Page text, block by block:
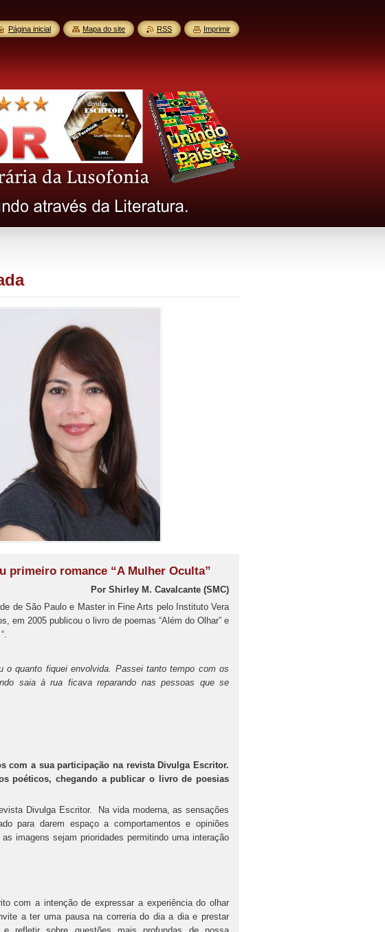
primeiro romance “A Mulher Oculta”
Por Shirley M. Cavalcante (SMC)
de São Paulo e Master in Fine Arts pelo Instituto Vera
em 2005 publicou o livro de poemas “Além do Olhar” e
o quanto fiquei envolvida. Passei tanto tempo com os
saia à rua ficava reparando nas pessoas que se
com a sua participação na revista Divulga Escritor.
poéticos, chegando a publicar o livro de poesias
Divulga Escritor. Na vida moderna, as sensações
para darem espaço a comportamentos e opiniões
imagens sejam prioridades permitindo uma interação
com a intenção de expressar a experiência do olhar
a ter uma pausa na correria do dia a dia e prestar
Página inicial Mapa do site RSS Imprimir